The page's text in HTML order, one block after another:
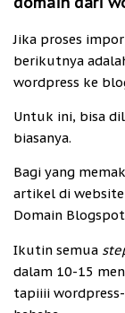
Jika proses
berikutnya
wordpress ke
Untuk ini, bisa
biasanya.
Bagi yang
artikel di
Domain
Ikutin semua
dalam 10-15
tapiiii